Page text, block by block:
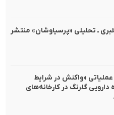
خبری ـ تحلیلی «پرسیاوشان» منتشر
عملیاتی «واکنش در شرایط
گلرنگ در کارخانه‌های